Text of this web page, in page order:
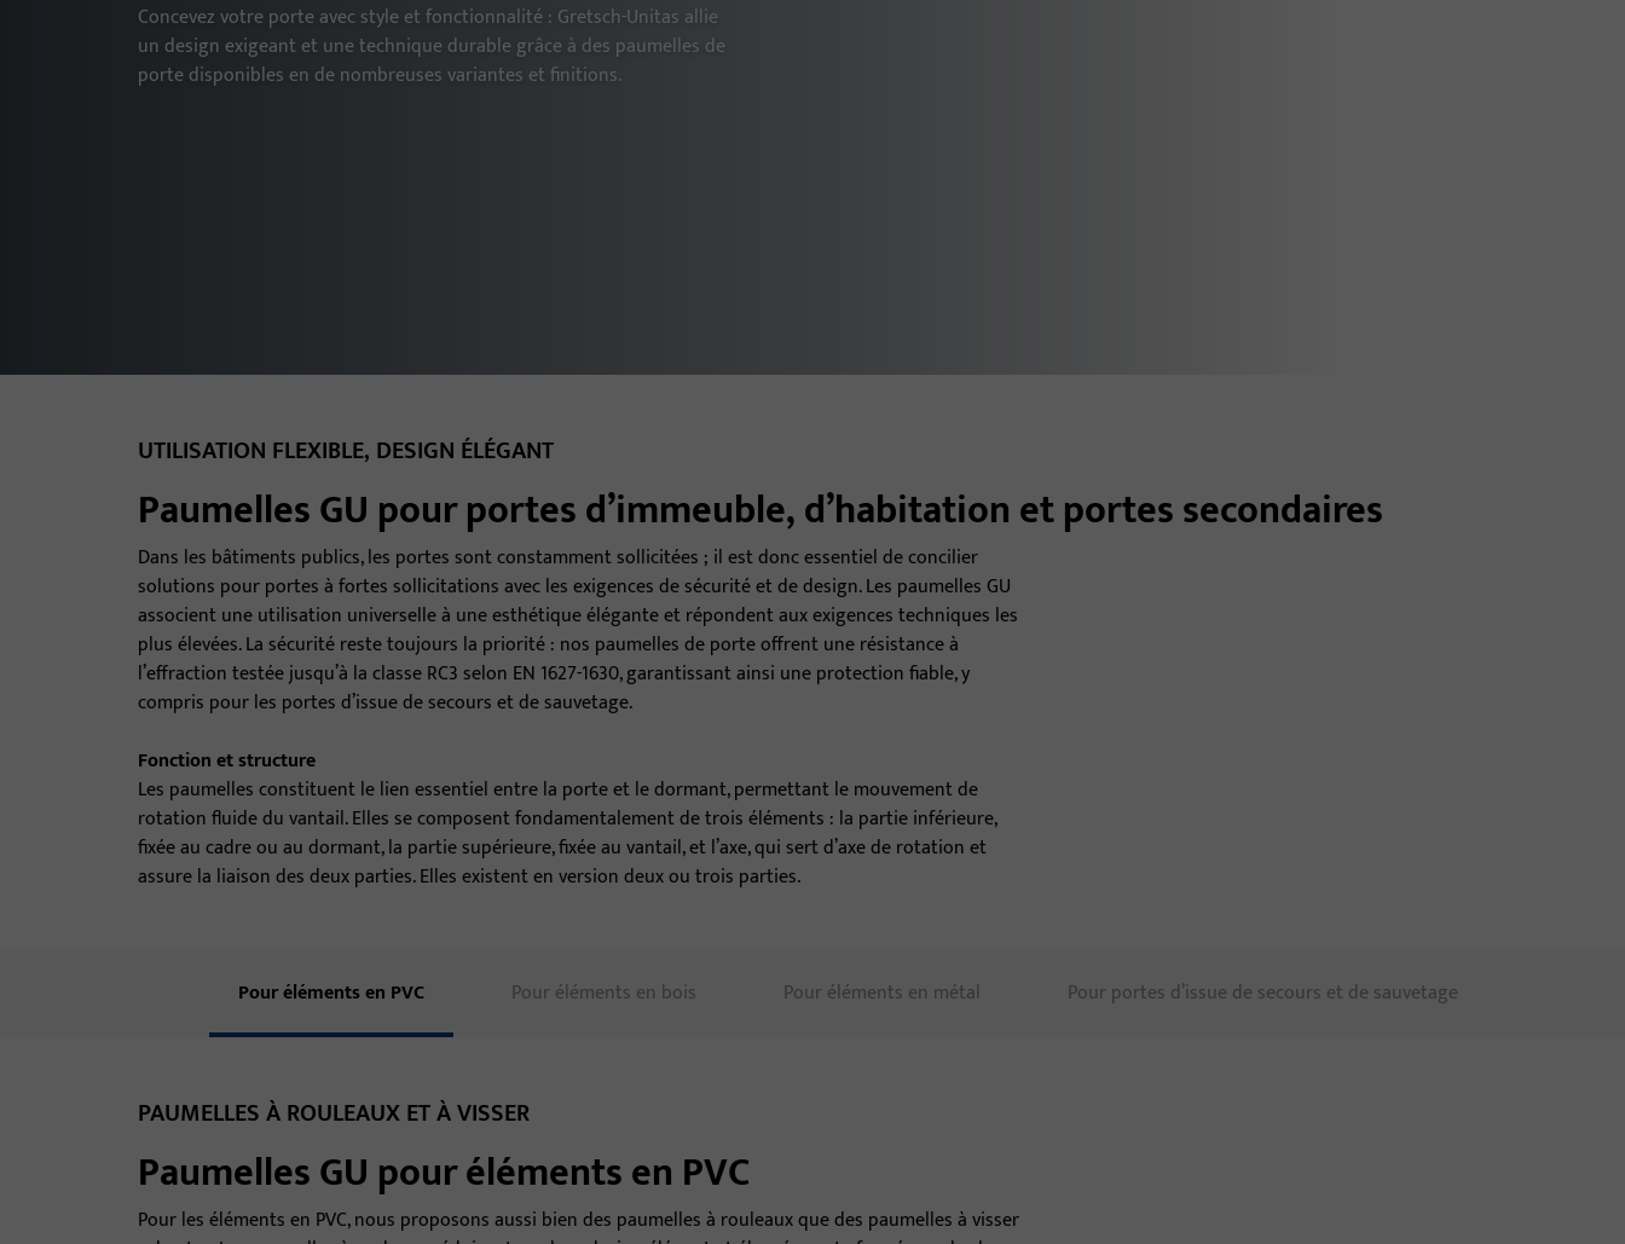
Paumelles de porte
Concevez votre porte avec style et fonctionnalité : Gretsch-Unitas allie
un design exigeant et une technique durable grâce à des paumelles de
porte disponibles en de nombreuses variantes et finitions.
UTILISATION FLEXIBLE, DESIGN ÉLÉGANT
Paumelles GU pour portes d’immeuble, d’habitation et portes secondaires
Dans les bâtiments publics, les portes sont constamment sollicitées ; il est donc essentiel de concilier
solutions pour portes à fortes sollicitations avec les exigences de sécurité et de design. Les paumelles GU
associent une utilisation universelle à une esthétique élégante et répondent aux exigences techniques les
plus élevées. La sécurité reste toujours la priorité : nos paumelles de porte offrent une résistance à
l’effraction testée jusqu’à la classe RC3 selon EN 1627-1630, garantissant ainsi une protection fiable, y
compris pour les portes d’issue de secours et de sauvetage.
Fonction et structure
Les paumelles constituent le lien essentiel entre la porte et le dormant, permettant le mouvement de
rotation fluide du vantail. Elles se composent fondamentalement de trois éléments : la partie inférieure,
fixée au cadre ou au dormant, la partie supérieure, fixée au vantail, et l’axe, qui sert d’axe de rotation et
assure la liaison des deux parties. Elles existent en version deux ou trois parties.
Pour éléments en PVC Pour éléments en bois Pour éléments en métal Pour portes d’issue de secours et de sauvetage
PAUMELLES À ROULEAUX ET À VISSER
Paumelles GU pour éléments en PVC
Pour les éléments en PVC, nous proposons aussi bien des paumelles à rouleaux que des paumelles à visser